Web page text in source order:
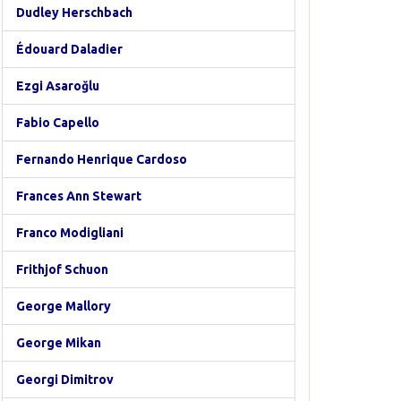
Dudley Herschbach
Édouard Daladier
Ezgi Asaroğlu
Fabio Capello
Fernando Henrique Cardoso
Frances Ann Stewart
Franco Modigliani
Frithjof Schuon
George Mallory
George Mikan
Georgi Dimitrov